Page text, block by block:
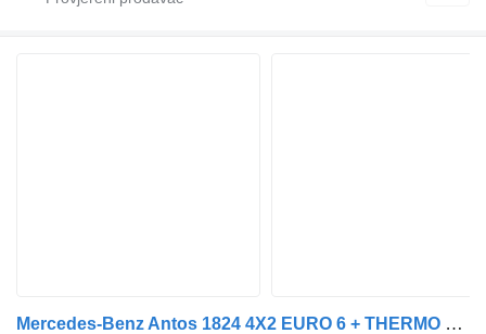
Mercedes-Benz Antos 1824 4X2 EURO 6 + THERMO KING + DHOLLANDIA